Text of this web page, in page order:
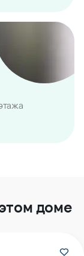
доме